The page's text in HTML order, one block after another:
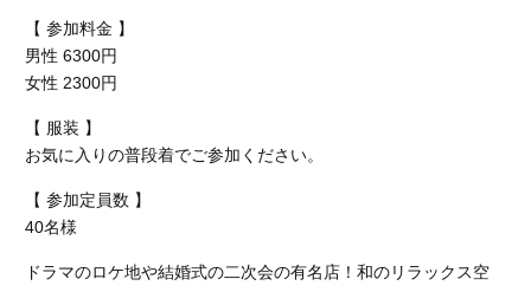
【 参加料金 】
男性 6300円
女性 2300円
【 服装 】
お気に入りの普段着でご参加ください。
【 参加定員数 】
40名様
ドラマのロケ地や結婚式の二次会の有名店！和のリラックス空